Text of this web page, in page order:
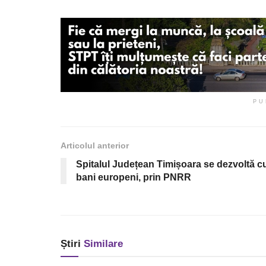
Articolul anterior
Spitalul Județean Timișoara se dezvoltă
bani europeni, prin PNRR
Știri Similare